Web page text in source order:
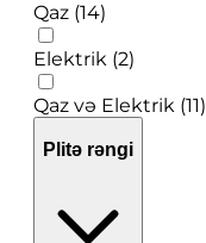
Qaz (14)
Elektrik (2)
Qaz və Elektrik (11)
Plitə rəngi